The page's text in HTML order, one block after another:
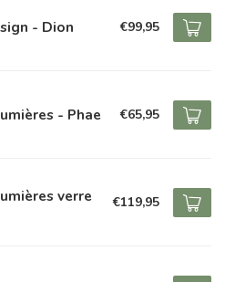
- Dion €99,95
- Phae €65,95
verre €119,95